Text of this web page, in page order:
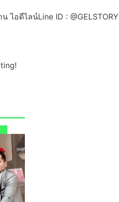
อดีไลน์Line ID : @GELSTORY